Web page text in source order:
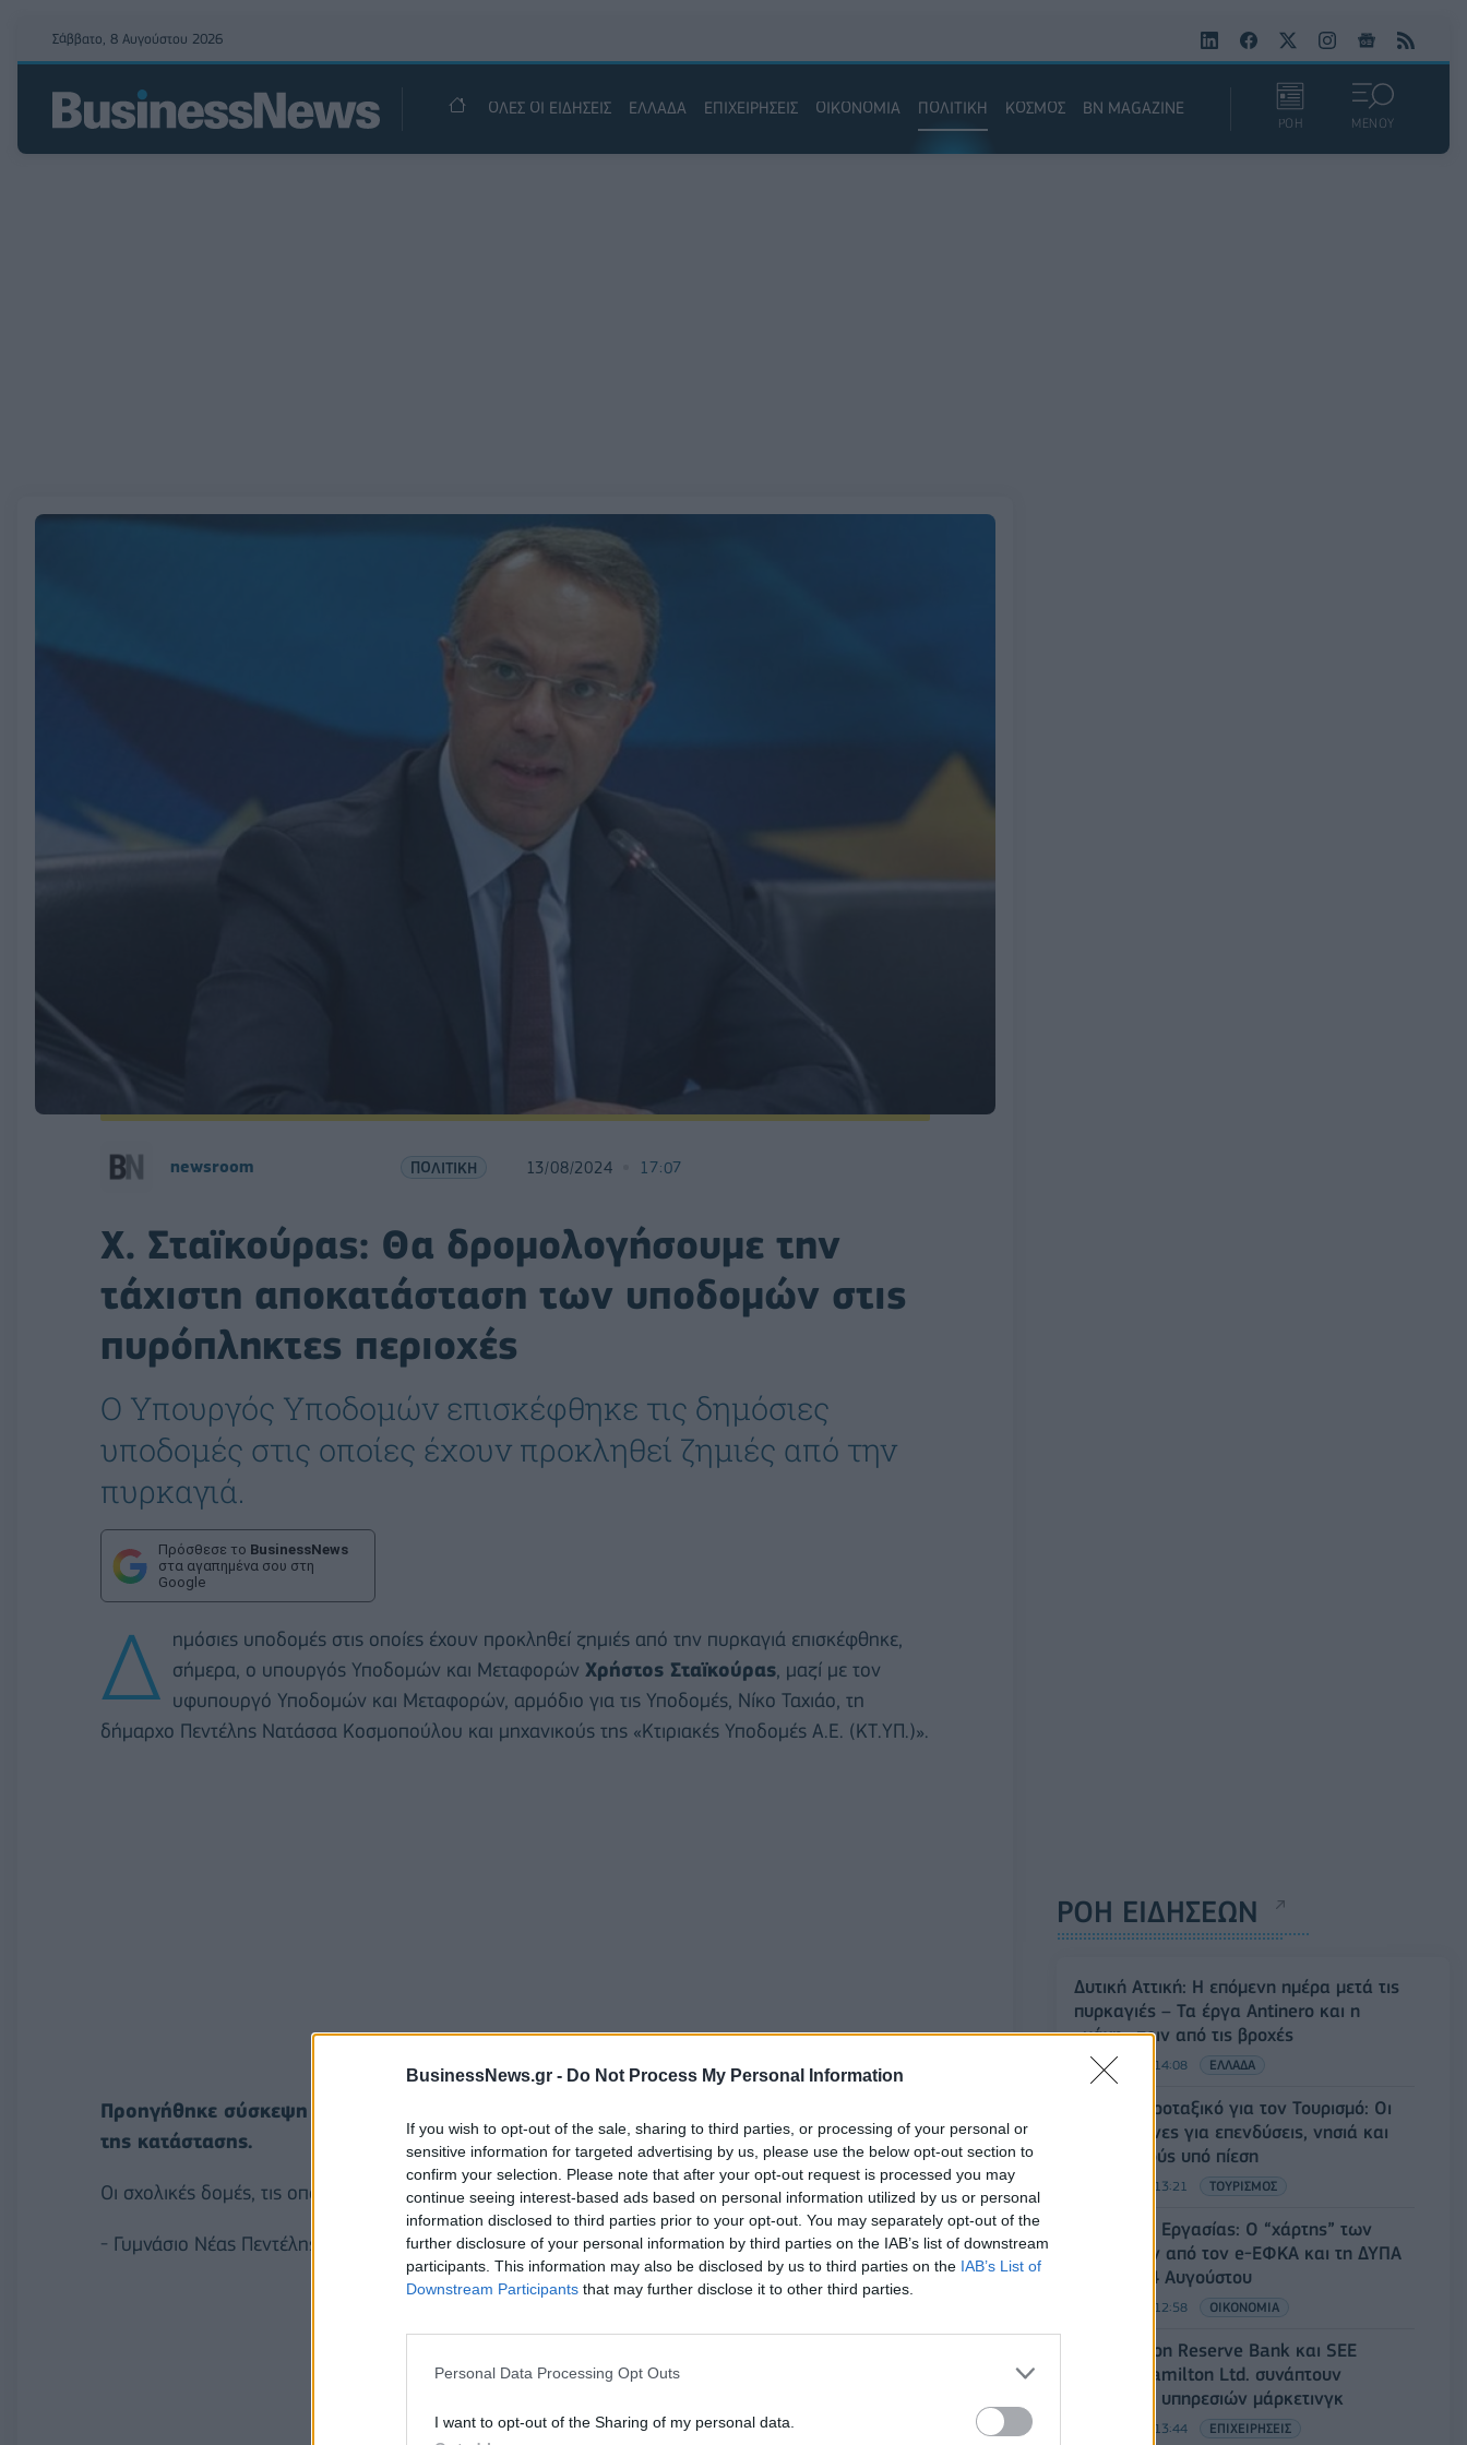
BusinessNews.gr - Do Not Process My Personal Information
If you wish to opt-out of the sale, sharing to third parties, or processing of your personal or
sensitive information for targeted advertising by us, please use the below opt-out section to
confirm your selection. Please note that after your opt-out request is processed you may
continue seeing interest-based ads based on personal information utilized by us or personal
information disclosed to third parties prior to your opt-out. You may separately opt-out of the
further disclosure of your personal information by third parties on the IAB’s list of downstream
participants. This information may also be disclosed by us to third parties on the IAB’s List of
Downstream Participants that may further disclose it to other third parties.
Personal Data Processing Opt Outs
I want to opt-out of the Sharing of my personal data.
Σάββατο, 8 Αυγούστου 2026
ΟΛΕΣ ΟΙ ΕΙΔΗΣΕΙΣ ΕΛΛΑΔΑ ΕΠΙΧΕΙΡΗΣΕΙΣ ΟΙΚΟΝΟΜΙΑ ΠΟΛΙΤΙΚΗ ΚΟΣΜΟΣ BN MAGAZINE
ΡΟΗ ΜΕΝΟΥ
newsroom ΠΟΛΙΤΙΚΗ 13/08/2024 17:07
Χ. Σταϊκούρας: Θα δρομολογήσουμε την
τάχιστη αποκατάσταση των υποδομών στις
πυρόπληκτες περιοχές
Ο Υπουργός Υποδομών επισκέφθηκε τις δημόσιες
υποδομές στις οποίες έχουν προκληθεί ζημιές από την
πυρκαγιά.
Πρόσθεσε το BusinessNews
στα αγαπημένα σου στη
Google
Δ ημόσιες υποδομές στις οποίες έχουν προκληθεί ζημιές από την πυρκαγιά επισκέφθηκε,
σήμερα, ο υπουργός Υποδομών και Μεταφορών Χρήστος Σταϊκούρας , μαζί με τον
υφυπουργό Υποδομών και Μεταφορών, αρμόδιο για τις Υποδομές, Νίκο Ταχιάο, τη
δήμαρχο Πεντέλης Νατάσσα Κοσμοπούλου και μηχανικούς της «Κτιριακές Υποδομές Α.Ε. (ΚΤ.ΥΠ.)».
Προηγήθηκε σύσκεψη στο Δημαρχείο της Πεντέλης, όπου έγινε μια πρώτη αποτίμηση
της κατάστασης.
Οι σχολικές δομές, τις οποίες επισκέφθηκαν είναι:
- Γυμνάσιο Νέας Πεντέλης
ΡΟΗ ΕΙΔΗΣΕΩΝ
Δυτική Αττική: Η επόμενη ημέρα μετά τις
πυρκαγιές – Τα έργα Antinero και η
«μάχη» πριν από τις βροχές
08/08/2026 - 14:08 ΕΛΛΑΔΑ
Ειδικό Χωροταξικό για τον Τουρισμό: Οι
νέοι κανόνες για επενδύσεις, νησιά και
προορισμούς υπό πίεση
08/08/2026 - 13:21 ΤΟΥΡΙΣΜΟΣ
Υπουργείο Εργασίας: Ο “χάρτης” των
πληρωμών από τον e-ΕΦΚΑ και τη ΔΥΠΑ
έως τις 14 Αυγούστου
08/08/2026 - 12:58 ΟΙΚΟΝΟΜΙΑ
Οι Hamilton Reserve Bank και SEE
Capital Hamilton Ltd. συνάπτουν
συμφωνία υπηρεσιών μάρκετινγκ
08/08/2026 - 13:44 ΕΠΙΧΕΙΡΗΣΕΙΣ